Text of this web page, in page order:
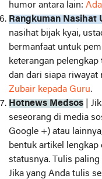
humor antara lain:
Rangkuman Nasihat
nasihat bijak kyai,
bermanfaat untuk
keterangan
dan dari siapa riwayat
Zubair kepada Guru.
Hotnews Medsos |
seseorang di media
Google +) atau
bentuk artikel lengkap
statusnya. Tulis
Jika yang Anda tulis